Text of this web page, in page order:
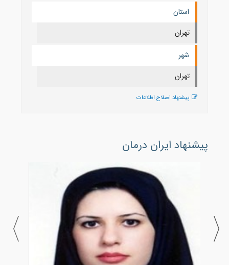
استان
تهران
شهر
تهران
پیشنهاد اصلاح اطلاعات
پیشنهاد ایران درمان